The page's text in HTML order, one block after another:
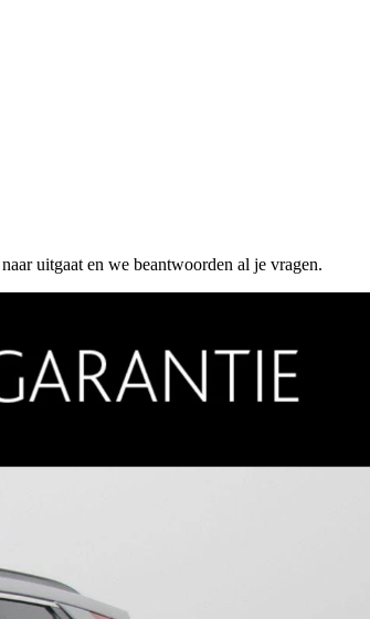
uitgaat en we beantwoorden al je vragen.